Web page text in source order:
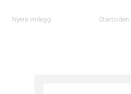
Nyere innlegg Startsiden